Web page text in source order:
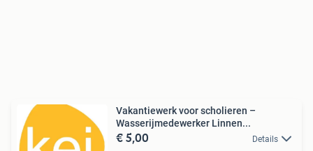
Vakantiewerk voor scholieren –
Wasserijmedewerker Linnen...
€ 5,00 Details